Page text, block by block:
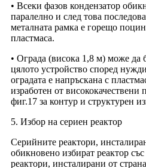
• Всеки фазов кондензатор
паралелно и след това
металната рамка е горещо
пластмаса.
• Ограда (висока 1,8 м) може да
цялото устройство според
оградата е напръскана с
изработен от
фиг.17 за контур и структурен
5. Избор на сериен реактор
Серийните реактори,
обикновено избират реактор
реактори, инсталирани от